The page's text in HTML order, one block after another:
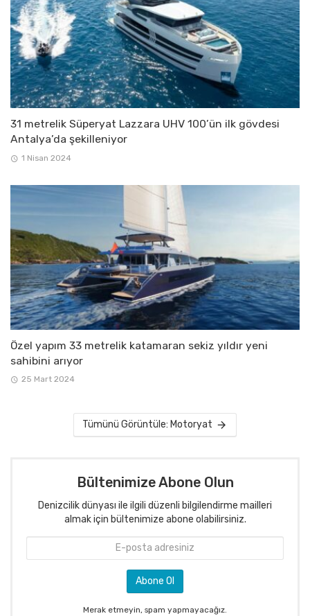
31 metrelik Süperyat Lazzara UHV 100’ün ilk gövdesi
Antalya’da şekilleniyor
1 Nisan 2024
Özel yapım 33 metrelik katamaran sekiz yıldır yeni
sahibini arıyor
25 Mart 2024
Tümünü Görüntüle: Motoryat
Bültenimize Abone Olun
Denizcilik dünyası ile ilgili düzenli bilgilendirme mailleri
almak için bültenimize abone olabilirsiniz.
Merak etmeyin, spam yapmayacağız.